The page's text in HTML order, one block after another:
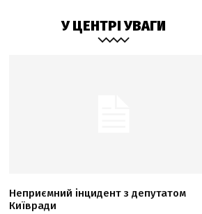
У ЦЕНТРІ УВАГИ
Неприємний інцидент з депутатом
Київради